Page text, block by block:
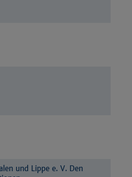
und Lippe e. V. Den